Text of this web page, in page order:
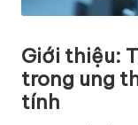
Giới thiệu:
trong ung
tính